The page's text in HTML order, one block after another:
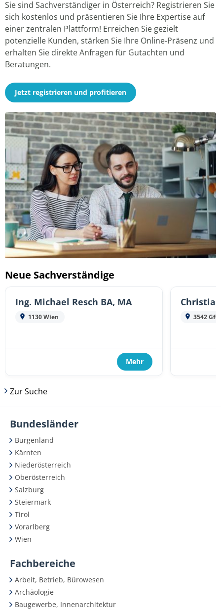
Sie sind Sachverständiger in Österreich? Registrieren Sie
sich kostenlos und präsentieren Sie Ihre Expertise auf
einer zentralen Plattform! Erreichen Sie gezielt
potenzielle Kunden, stärken Sie Ihre Online-Präsenz und
erhalten Sie direkte Anfragen für Gutachten und
Beratungen.
Jetzt registrieren und profitieren
Neue Sachverständige
Ing. Michael Resch BA, MA
1130 Wien
Mehr
3542
Zur Suche
Bundesländer
Burgenland
Kärnten
Niederösterreich
Oberösterreich
Salzburg
Steiermark
Tirol
Vorarlberg
Wien
Fachbereiche
Arbeit, Betrieb, Bürowesen
Archäologie
Baugewerbe, Innenarchitektur